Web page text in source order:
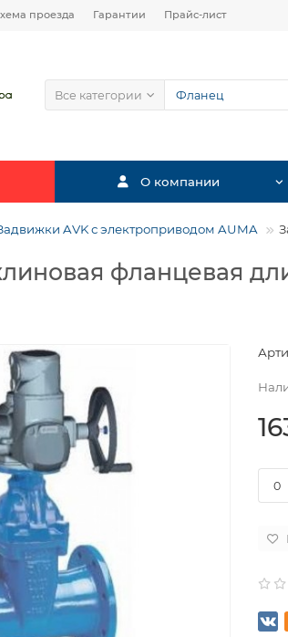
проезда Гарантии Прайс-лист
Все категории
О компании
AVK с электроприводом AUMA
фланцевая